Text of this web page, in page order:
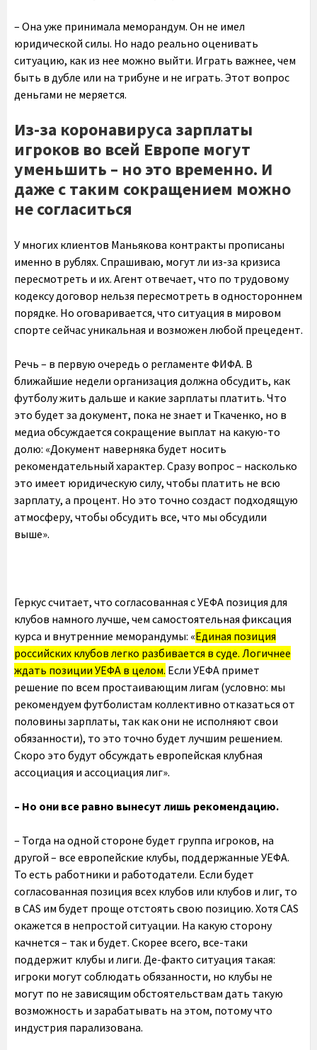
– Она уже принимала меморандум. Он не имел
юридической силы. Но надо реально оценивать
ситуацию, как из нее можно выйти. Играть важнее, чем
быть в дубле или на трибуне и не играть. Этот вопрос
деньгами не меряется.
Из-за коронавируса зарплаты
игроков во всей Европе могут
уменьшить – но это временно. И
даже с таким сокращением можно
не согласиться
У многих клиентов Маньякова контракты прописаны
именно в рублях. Спрашиваю, могут ли из-за кризиса
пересмотреть и их. Агент отвечает, что по трудовому
кодексу договор нельзя пересмотреть в одностороннем
порядке. Но оговаривается, что ситуация в мировом
спорте сейчас уникальная и возможен любой прецедент.
Речь – в первую очередь о регламенте ФИФА. В
ближайшие недели организация должна обсудить, как
футболу жить дальше и какие зарплаты платить. Что
это будет за документ, пока не знает и Ткаченко, но в
медиа обсуждается сокращение выплат на какую-то
долю: «Документ наверняка будет носить
рекомендательный характер. Сразу вопрос – насколько
это имеет юридическую силу, чтобы платить не всю
зарплату, а процент. Но это точно создаст подходящую
атмосферу, чтобы обсудить все, что мы обсудили
выше».
Геркус считает, что согласованная с УЕФА позиция для
клубов намного лучше, чем самостоятельная фиксация
курса и внутренние меморандумы: «Единая позиция
российских клубов легко разбивается в суде. Логичнее
ждать позиции УЕФА в целом. Если УЕФА примет
решение по всем простаивающим лигам (условно: мы
рекомендуем футболистам коллективно отказаться от
половины зарплаты, так как они не исполняют свои
обязанности), то это точно будет лучшим решением.
Скоро это будут обсуждать европейская клубная
ассоциация и ассоциация лиг».
– Но они все равно вынесут лишь рекомендацию.
– Тогда на одной стороне будет группа игроков, на
другой – все европейские клубы, поддержанные УЕФА.
То есть работники и работодатели. Если будет
согласованная позиция всех клубов или клубов и лиг, то
в CAS им будет проще отстоять свою позицию. Хотя CAS
окажется в непростой ситуации. На какую сторону
качнется – так и будет. Скорее всего, все-таки
поддержит клубы и лиги. Де-факто ситуация такая:
игроки могут соблюдать обязанности, но клубы не
могут по не зависящим обстоятельствам дать такую
возможность и зарабатывать на этом, потому что
индустрия парализована.